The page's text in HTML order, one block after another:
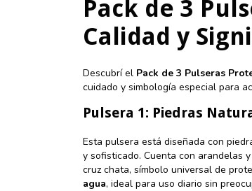
Pack de 3
Calidad y
Descubrí el Pack de 3 Pulseras
cuidado y simbología especial para
Pulsera 1: Piedras
Esta pulsera está diseñada con
y sofisticado. Cuenta con arandelas
cruz chata, símbolo universal de
agua, ideal para uso diario sin